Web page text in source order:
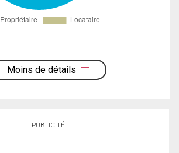
Moins de détails
PUBLICITÉ